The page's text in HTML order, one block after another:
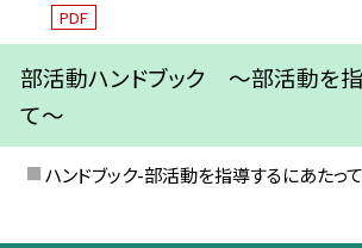
PDF
部活動ハンドブック ～部活動を
て～
ハンドブック-部活動を指導するにあたっ